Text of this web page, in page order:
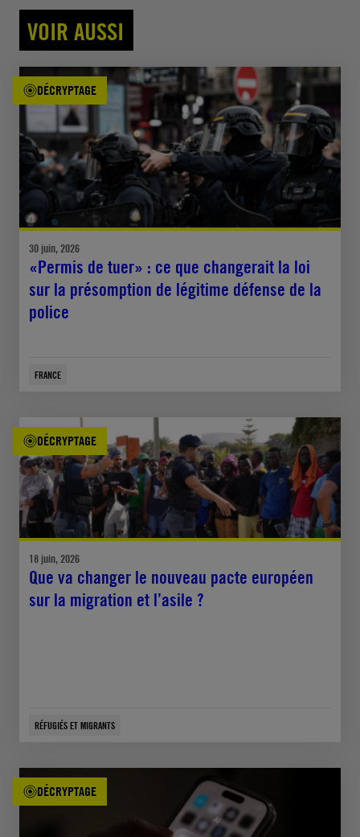
VOIR AUSSI
DÉCRYPTAGE
30 juin, 2026
«Permis de tuer» : ce que changerait la loi
sur la présomption de légitime défense de la
police
FRANCE
DÉCRYPTAGE
18 juin, 2026
Que va changer le nouveau pacte européen
sur la migration et l’asile ?
RÉFUGIÉS ET MIGRANTS
DÉCRYPTAGE